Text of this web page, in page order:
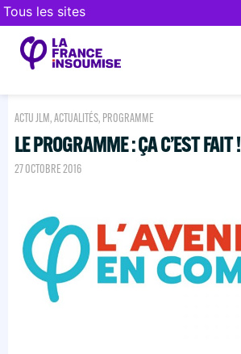
Tous les sites
ACTU JLM,ACTUALITÉS, PROGRAMME
LE PROGRAMME : ÇA C’EST FAIT !
27 OCTOBRE 2016